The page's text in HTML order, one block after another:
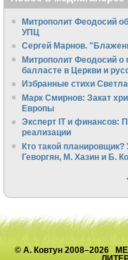
Митрополит Феодосий
УПЦ
Сергей Марнов.
Митрополит Феодосий о
балласте в Церкви и
Избранные стихи
Марк Смирнов: Закат
Европы
Эксперт IT и финансов:
реализации
Кто такой
Геворгян, М. Хазин и Б.
© А. Ковтун